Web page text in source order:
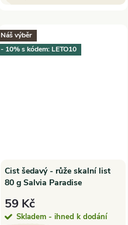
Náš výběr
- 10% s kódem: LETO10
Cist šedavý - růže skalní list
80 g Salvia Paradise
59 Kč
Skladem - ihned k dodání